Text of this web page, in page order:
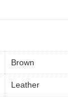
Brown
Leather